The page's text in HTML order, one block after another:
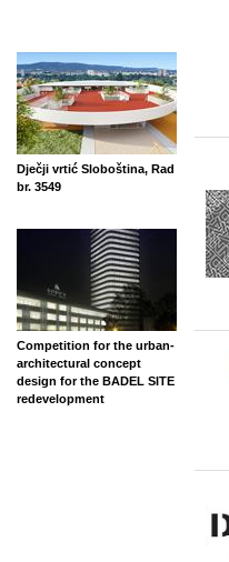
Dječji vrtić Sloboština, Rad
br. 3549
Competition for the urban-
architectural concept
design for the BADEL SITE
redevelopment